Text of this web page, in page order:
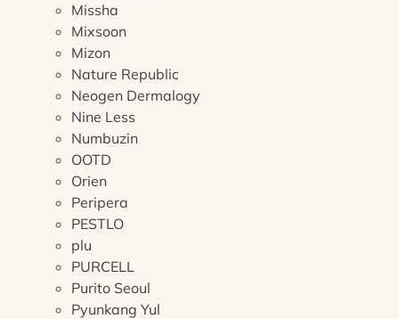
Missha
Mixsoon
Mizon
Nature Republic
Neogen Dermalogy
Nine Less
Numbuzin
OOTD
Orien
Peripera
PESTLO
plu
PURCELL
Purito Seoul
Pyunkang Yul